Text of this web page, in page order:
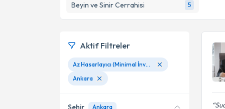
Beyin ve Sinir Cerrahisi
5
Aktif Filtreler
Az Hasarlayıcı (Minimal İnvaziv) Yöntemler
Ankara
Şehir Ankara